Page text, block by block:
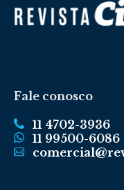
Fale conosco
11 4702-3936
11 99500-6086